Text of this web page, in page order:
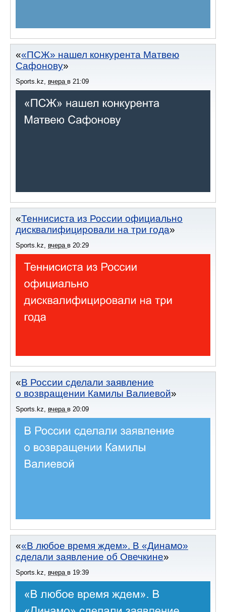
«ПСЖ» нашел конкурента Матвею
Сафонову
Sports.kz вчера в 21:09
Теннисиста из России официально
дисквалифицировали на три года
Sports.kz вчера в 20:29
В России сделали заявление
о возвращении Камилы Валиевой
Sports.kz вчера в 20:09
«В любое время ждем». В «Динамо»
сделали заявление об Овечкине
Sports.kz, вчера в 19:39